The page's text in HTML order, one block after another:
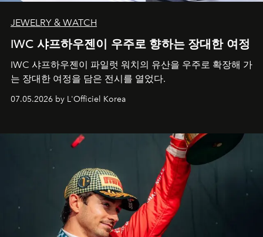
JEWELRY & WATCH
IWC 샤프하우젠이 우주로 향하는 장대한 여정
IWC 샤프하우젠이 파일럿 워치의 유산을 우주로 확장해 가
는 장대한 여정을 담은 전시를 열었다.
07.05.2026 by L'Officiel Korea